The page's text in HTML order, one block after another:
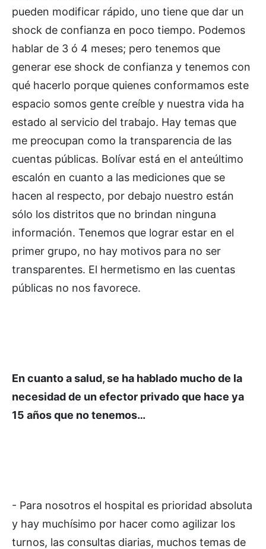
pueden modificar rápido, uno tiene que dar un
shock de confianza en poco tiempo. Podemos
hablar de 3 ó 4 meses; pero tenemos que
generar ese shock de confianza y tenemos con
qué hacerlo porque quienes conformamos este
espacio somos gente creíble y nuestra vida ha
estado al servicio del trabajo. Hay temas que
me preocupan como la transparencia de las
cuentas públicas. Bolívar está en el anteúltimo
escalón en cuanto a las mediciones que se
hacen al respecto, por debajo nuestro están
sólo los distritos que no brindan ninguna
información. Tenemos que lograr estar en el
primer grupo, no hay motivos para no ser
transparentes. El hermetismo en las cuentas
públicas no nos favorece.
En cuanto a salud, se ha hablado mucho de la
necesidad de un efector privado que hace ya
15 años que no tenemos…
- Para nosotros el hospital es prioridad absoluta
y hay muchísimo por hacer como agilizar los
turnos, las consultas diarias, muchos temas de